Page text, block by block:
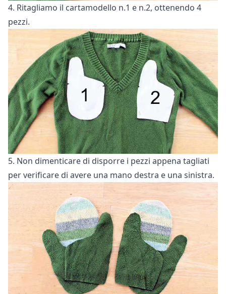
4. Ritagliamo il cartamodello n.1 e n.2, ottenendo 4
pezzi.
5. Non dimenticare di disporre i pezzi appena tagliati
per verificare di avere una mano destra e una sinistra.